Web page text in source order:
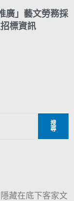
廣」藝文勞務採
標資訊
搜
尋
藏在底下客家文